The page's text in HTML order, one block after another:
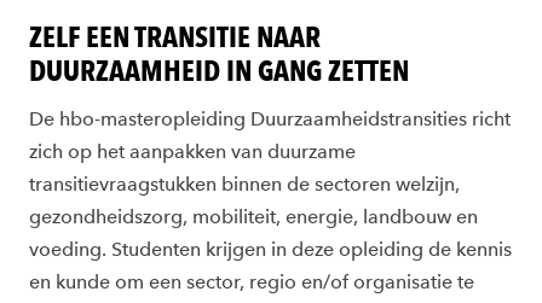
ZELF EEN TRANSITIE NAAR
DUURZAAMHEID IN GANG ZETTEN
De hbo-masteropleiding Duurzaamheidstransities richt
zich op het aanpakken van duurzame
transitievraagstukken binnen de sectoren welzijn,
gezondheidszorg, mobiliteit, energie, landbouw en
voeding. Studenten krijgen in deze opleiding de kennis
en kunde om een sector, regio en/of organisatie te